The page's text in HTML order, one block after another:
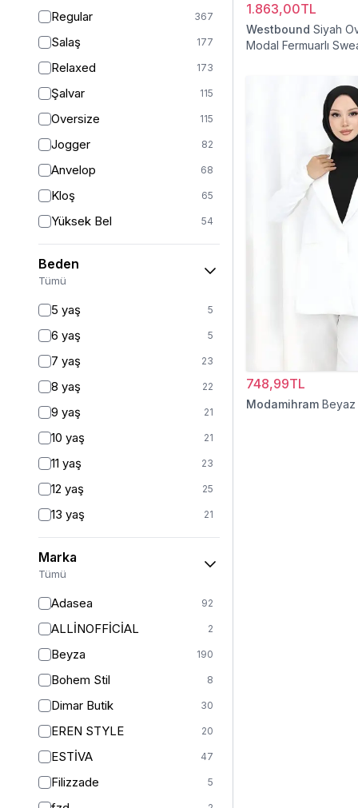
Regular 367
Salaş 177
Relaxed 173
Şalvar 115
Oversize 115
Jogger 82
Anvelop 68
Kloş 65
Yüksek Bel 54
Geniş Paça 40
Palazzo 27
Kargo
Beden
Tümü
5 yaş 5
6 yaş 5
7 yaş 23
8 yaş 22
9 yaş 21
10 yaş 21
11 yaş 23
12 yaş 25
13 yaş 21
14 yaş 24
2 (44-46-48) 6
Marka
Tümü
Adasea 92
ALLİNOFFİCİAL 2
Beyza 190
Bohem Stil 8
Dimar Butik 30
EREN STYLE 20
ESTİVA 47
Filizzade 5
1.863,00TL
Westbound Siyah
Modal Fermuarlı
748,99TL
Modamihram